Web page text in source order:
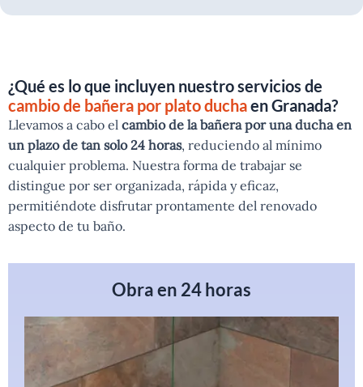
¿Qué es lo que incluyen nuestro servicios de
cambio de bañera por plato duchaen Granada?
Llevamos a cabo el cambio de la bañera por una ducha en
un plazo de tan solo 24 horas, reduciendo al mínimo
cualquier problema. Nuestra forma de trabajar se
distingue por ser organizada, rápida y eficaz,
permitiéndote disfrutar prontamente del renovado
aspecto de tu baño.
Obra en 24 horas